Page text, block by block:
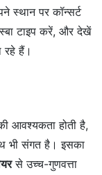
स्थान पर कॉन्सर्ट
टाइप करें, और देखें
हैं।
आवश्यकता होती है,
भी संगत है। इसका
से उच्च-गुणवत्ता